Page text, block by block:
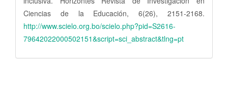
Ciencias de la Educación, 6(26), 2151-2168.
http://www.scielo.org.bo/scielo.php?pid=S2616-
79642022000502151&script=sci_abstract&tlng=pt